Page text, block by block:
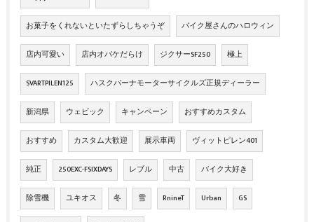
お菓子をくれないといたずらしちゃうぞ バイク屋さんのハロウィン
店内可愛い 店内オバケだらけ ジクサーSF250 極上
SVARTPILEN125 ハスクバーナモーターサイクルズ正規ディーラー
新潟県 ウェビック キャンペーン おすすめカスタム
おすすめ カスタム大歓迎 展示車両 ヴィットピレン401
純正 250EXC-FSIXDAYS レブル 中古 バイク大好き
除雪機 ユキオス 冬 雪 RnineT Urban GS